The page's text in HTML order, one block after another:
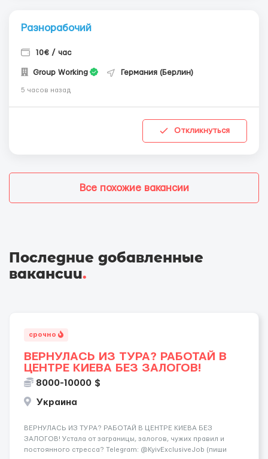
Разнорабочий
10€ / час
Group Working Германия (Берлин)
5 часов назад
Откликнуться
Все похожие вакансии
Последние добавленные
вакансии.
срочно
ВЕРНУЛАСЬ ИЗ ТУРА? РАБОТАЙ В
ЦЕНТРЕ КИЕВА БЕЗ ЗАЛОГОВ!
8000-10000 $
Украина
ВЕРНУЛАСЬ ИЗ ТУРА? РАБОТАЙ В ЦЕНТРЕ КИЕВА БЕЗ
ЗАЛОГОВ! Устала от заграницы, залогов, чужих правил и
постоянного стресса? Telegram: @KyivExclusiveJob (пиши